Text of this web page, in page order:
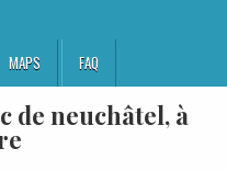
MAPS FAQ
de neuchâtel, à